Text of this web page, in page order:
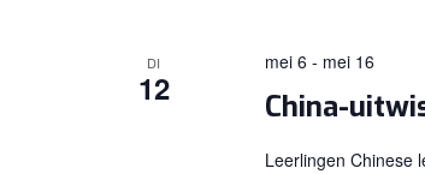
keyword.
DI
12 China-
mei 6 - mei 16
Leerlingen Chinese